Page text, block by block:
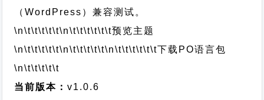
（WordPress）兼容测试。
\n\t\t\t\t\t\n\t\t\t\t\t\t预览主题
\n\t\t\t\t\t\n\t\t\t\t\t\n\t\t\t\t\t\t下载PO语言包
\n\t\t\t\t\t
当前版本：v1.0.6